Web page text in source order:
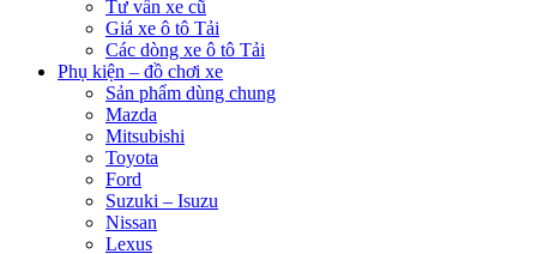
Tư vấn xe cũ
Giá xe ô tô Tải
Các dòng xe ô tô Tải
Phụ kiện – đồ chơi xe
Sản phẩm dùng chung
Mazda
Mitsubishi
Toyota
Ford
Suzuki – Isuzu
Nissan
Lexus